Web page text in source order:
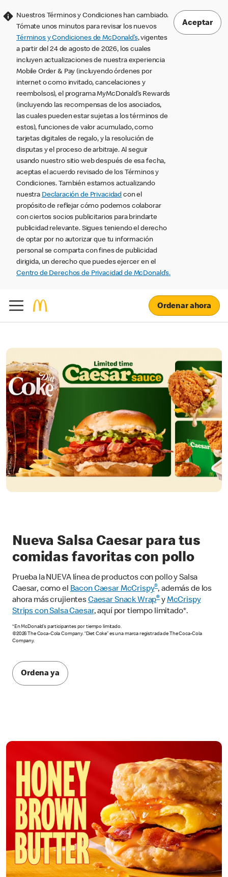
Nuestros Términos y Condiciones han cambiado.
Tómate unos minutos para revisar los nuevos
Términos y Condiciones de McDonald’s, vigentes
a partir del 24 de agosto de 2026, los cuales
incluyen actualizaciones de nuestra experiencia
Mobile Order & Pay (incluyendo órdenes por
internet o como invitado, cancelaciones y
reembolsos), el programa MyMcDonald’s Rewards
(incluyendo las recompensas de los asociados,
las cuales pueden estar sujetas a los términos de
estos), funciones de valor acumulado, como
tarjetas digitales de regalo, y la resolución de
disputas y el proceso de arbitraje. Al seguir
usando nuestro sitio web después de esa fecha,
aceptas el acuerdo revisado de los Términos y
Condiciones. También estamos actualizando
nuestra Declaración de Privacidad con el
propósito de reflejar cómo podemos colaborar
con ciertos socios publicitarios para brindarte
publicidad relevante. Sigues teniendo el derecho
de optar por no autorizar que tu información
personal se comparta con fines de publicidad
dirigida, un derecho que puedes ejercer en el
Centro de Derechos de Privacidad de McDonald’s.
Aceptar
Ordenar ahora
Nueva Salsa Caesar para tus
comidas favoritas con pollo
Prueba la NUEVA línea de productos con pollo y Salsa
Caesar, como el Bacon Caesar McCrispy®, además de los
ahora más crujientesCaesar Snack Wrap®yMcCrispy
Strips con Salsa Caesar, aquí por tiempo limitado*.
*En McDonald’s participantes por tiempo limitado.
©2026 The Coca-Cola Company. “Diet Coke” es una marca registrada de The Coca-Cola
Company.
Ordena ya